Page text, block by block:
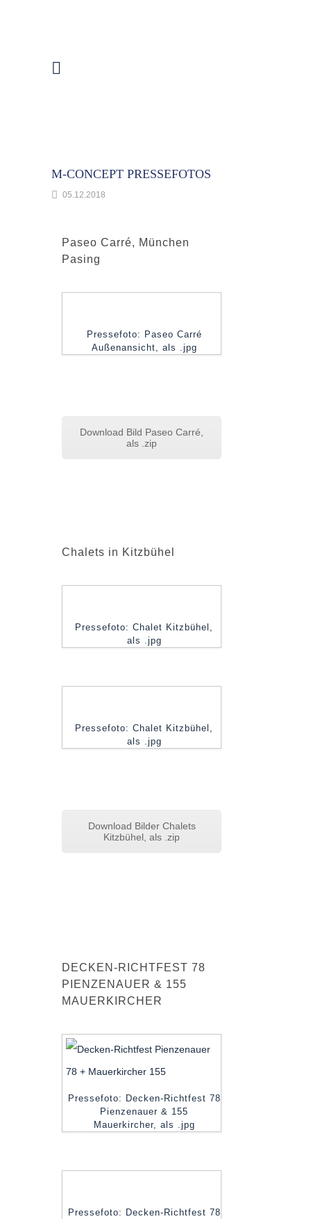
M-CONCEPT PRESSEFOTOS
05.12.2018
Paseo Carré, München
Pasing
Pressefoto: Paseo Carré
Außenansicht, als .jpg
Download Bild Paseo Carré,
als .zip
Chalets in Kitzbühel
Pressefoto: Chalet Kitzbühel,
als .jpg
Pressefoto: Chalet Kitzbühel,
als .jpg
Download Bilder Chalets
Kitzbühel, als .zip
DECKEN-RICHTFEST 78
PIENZENAUER & 155
MAUERKIRCHER
Pressefoto: Decken-Richtfest 78
Pienzenauer & 155
Mauerkircher, als .jpg
Pressefoto: Decken-Richtfest 78